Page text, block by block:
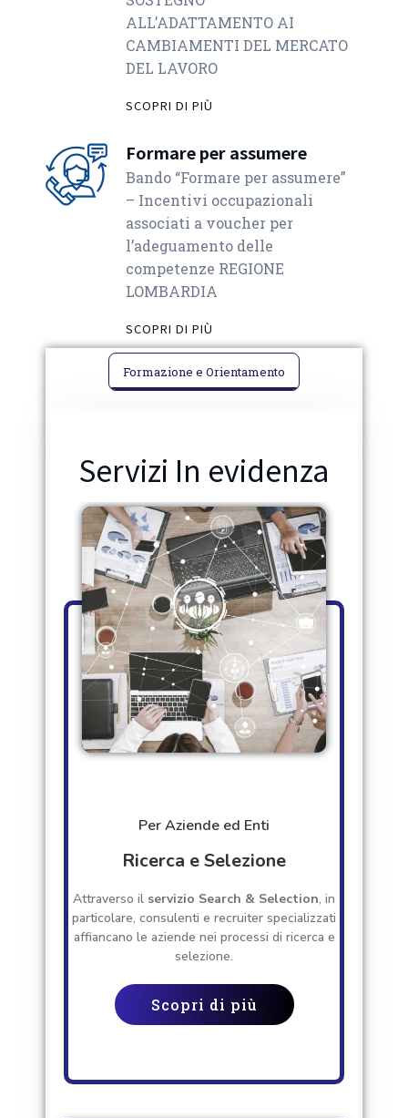
ALL’ADATTAMENTO AI
CAMBIAMENTI DEL MERCATO
DEL LAVORO
SCOPRI DI PIÙ
Formare per assumere
Bando “Formare per assumere”
– Incentivi occupazionali
associati a voucher per
l’adeguamento delle
competenze REGIONE
LOMBARDIA
SCOPRI DI PIÙ
Formazione e Orientamento
Servizi In evidenza
Attraverso ilservizio Search & Selection, in
particolare, consulenti e recruiter specializzati
affiancano le aziende nei processi di ricerca e
Scopri di più